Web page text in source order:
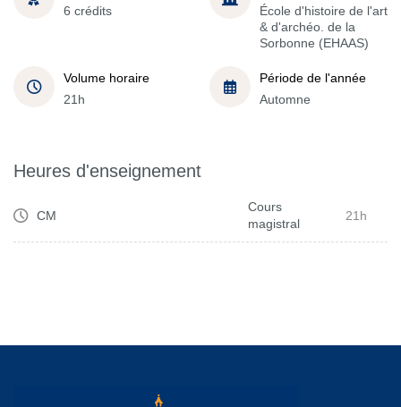
6 crédits
École d'histoire de l'art
& d'archéo. de la
Sorbonne (EHAAS)
Volume horaire
21h
Période de l'année
Automne
Heures d'enseignement
CM
Cours
magistral
21h